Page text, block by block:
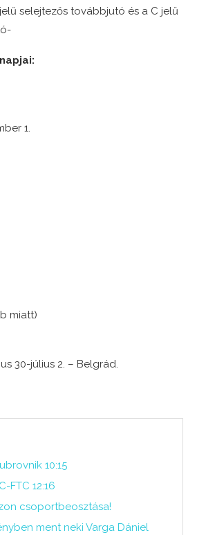
selejtezős továbbjutó és a C jelű
1.
miatt)
30-július 2. – Belgrád.
10:15
FTC 12:16
csoportbeosztása!
ment neki Varga Dániel